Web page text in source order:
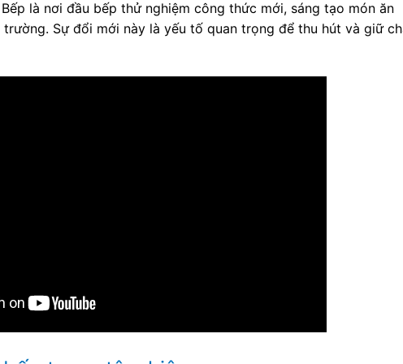
Bếp là nơi đầu bếp thử nghiệm công thức mới, sáng tạo món ăn
Sự đổi mới này là yếu tố quan trọng để thu hút và giữ